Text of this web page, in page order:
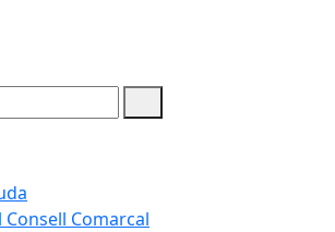
Consell Comarcal